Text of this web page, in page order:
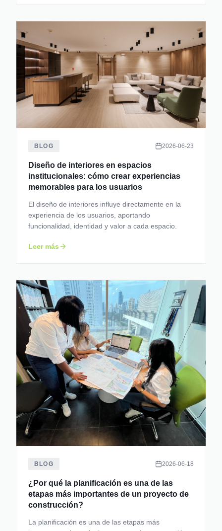
BLOG 2026-06-23
Diseño de interiores en espacios
institucionales: cómo crear experiencias
memorables para los usuarios
El diseño de interiores influye directamente en la
experiencia de los usuarios, aportando
funcionalidad, identidad y valor a cada espacio.
Leer más
BLOG 2026-06-18
¿Por qué la planificación es una de las
etapas más importantes de un proyecto de
construcción?
La planificación es una de las etapas más